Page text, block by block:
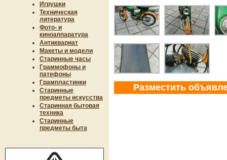
Игрушки
Техническая
литература
Фото- и
киноаппаратура
Антиквариат
Макеты и модели
Старинные часы
Граммофоны и
патефоны
Грампластинки
Старинные
предметы искусства
Старинная бытовая
техника
Старинные
предметы быта
Разместить